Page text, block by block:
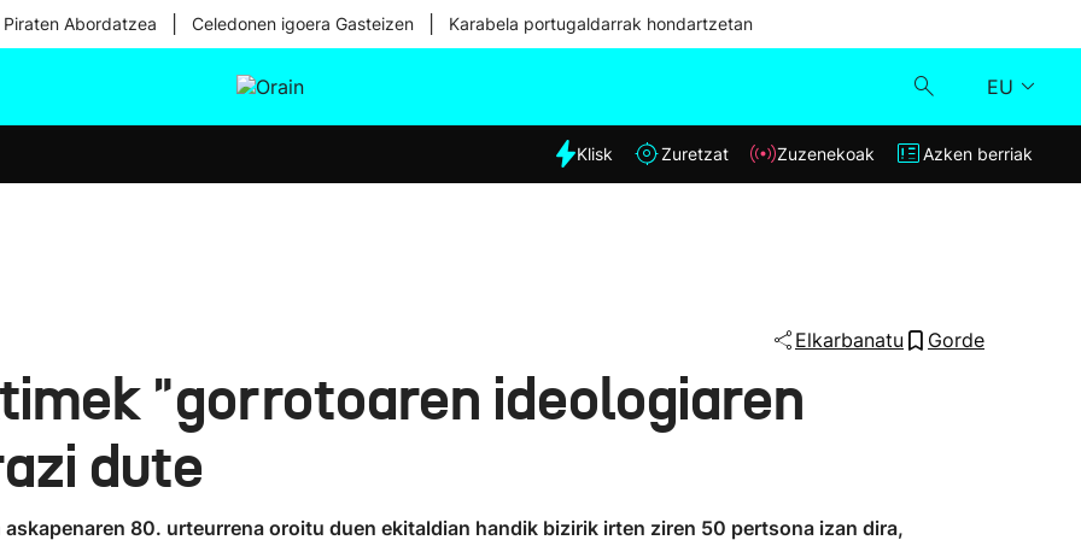
Abordatzea Celedonen igoera Gasteizen Karabela portugaldarrak hondartzetan
EU
Eguraldia
Klisk
Klisk Zuretzat Zuzenekoak Azken berriak
Elkarbanatu Gorde
"gorrotoaren ideologiaren
dute
80. urteurrena oroitu duen ekitaldian handik bizirik irten ziren 50 pertsona izan dira,